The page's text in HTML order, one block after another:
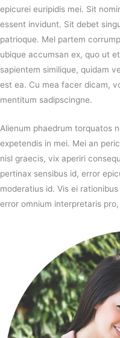
epicurei euripidis mei. Sit
essent invidunt. Sit debet
patrioque. Mel partem
ubique accumsan ex, quo ut
sapientem similique, quidam
est ea. Cu mea facer dicam,
mentitum sadipscingne.
Alienum phaedrum torquatos
expetendis in mei. Mei an
nisl graecis, vix aperiri
pertinax sensibus id, error
moderatius id. Vis ei
error omnium interpretaris